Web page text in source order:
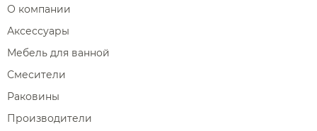
О компании
Аксессуары
Мебель для ванной
Смесители
Раковины
Производители